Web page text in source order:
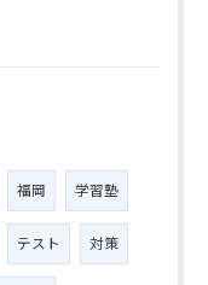
福岡 学習塾
テスト 対策